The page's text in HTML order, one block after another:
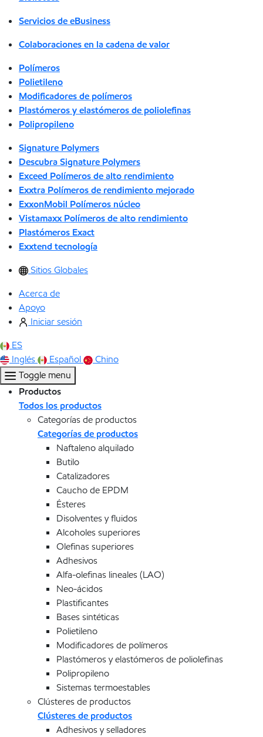
Servicios de eBusiness
Colaboraciones en la cadena de valor
Polímeros
Polietileno
Modificadores de polímeros
Plastómeros y elastómeros de poliolefinas
Polipropileno
Signature Polymers
Descubra Signature Polymers
Exceed Polímeros de alto rendimiento
Exxtra Polímeros de rendimiento mejorado
ExxonMobil Polímeros núcleo
Vistamaxx Polímeros de alto rendimiento
Plastómeros Exact
Exxtend tecnología
Sitios Globales
Acerca de
Apoyo
Iniciar sesión
ES
Inglés
Español
Chino
Toggle menu
Productos
Todos los productos
Categorías de productos
Categorías de productos
Naftaleno alquilado
Butilo
Catalizadores
Caucho de EPDM
Ésteres
Disolventes y fluidos
Alcoholes superiores
Olefinas superiores
Adhesivos
Alfa-olefinas lineales (LAO)
Neo-ácidos
Plastificantes
Bases sintéticas
Polietileno
Modificadores de polímeros
Plastómeros y elastómeros de poliolefinas
Polipropileno
Sistemas termoestables
Clústeres de productos
Clústeres de productos
Adhesivos y selladores